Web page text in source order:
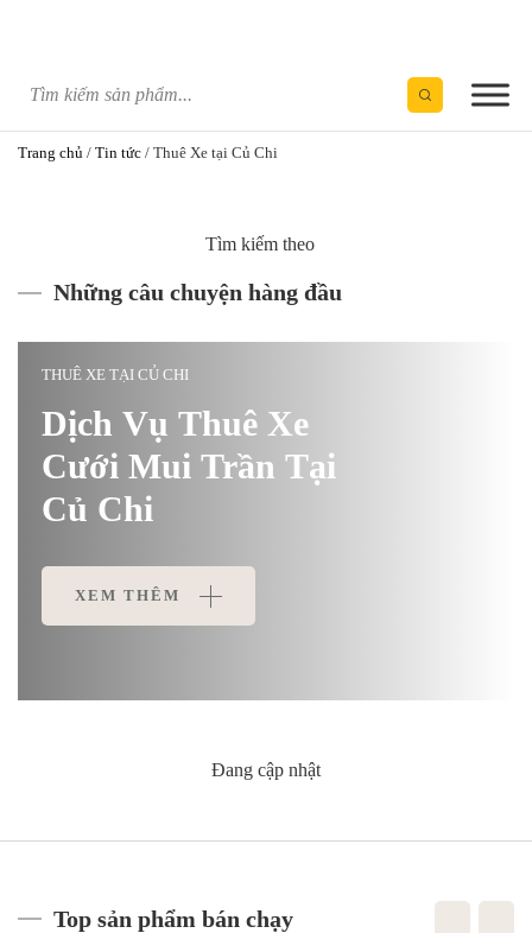
Trang chủ / Tin tức / Thuê Xe tại Củ Chi
Những câu chuyện hàng đầu
Tìm kiếm theo
THUÊ XE TẠI CỦ CHI
Dịch Vụ Thuê Xe
Cưới Mui Trần Tại
Củ Chi
XEM THÊM
Đang cập nhật
Top sản phẩm bán chạy